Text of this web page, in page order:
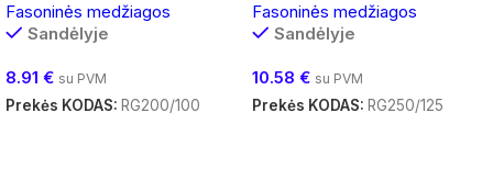
Fasoninės medžiagos
Sandėlyje
8.91 € su PVM
Prekės KODAS: RG200/100
Fasoninės medžiagos
Sandėlyje
10.58 € su PVM
Prekės KODAS: RG250/125